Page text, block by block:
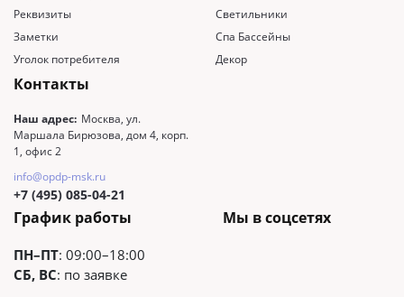
Реквизиты
Заметки
Уголок потребителя
Светильники
Спа Бассейны
Декор
Контакты
Наш адрес: Москва, ул.
Маршала Бирюзова, дом 4, корп.
1, офис 2
info@opdp-msk.ru
+7 (495) 085-04-21
График работы
ПН–ПТ: 09:00–18:00
СБ, ВС: по заявке
Мы в соцсетях